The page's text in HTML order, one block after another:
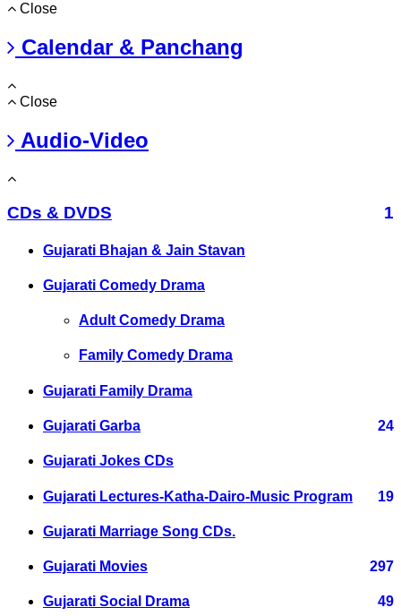
Close
Calendar & Panchang
Close
Audio-Video
CDs & DVDS 1
Gujarati Bhajan & Jain Stavan
Gujarati Comedy Drama
Adult Comedy Drama
Family Comedy Drama
Gujarati Family Drama
Gujarati Garba 24
Gujarati Jokes CDs
Gujarati Lectures-Katha-Dairo-Music Program 19
Gujarati Marriage Song CDs.
Gujarati Movies 297
Gujarati Social Drama 49